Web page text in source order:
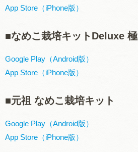
App Store（iPhone版）
■なめこ栽培キットDeluxe 極
Google Play（Android版）
App Store（iPhone版）
■元祖 なめこ栽培キット
Google Play（Android版）
App Store（iPhone版）